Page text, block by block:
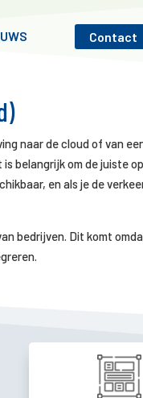
Contact
naar de cloud of van
belangrijk om de juiste
en als je de
bedrijven. Dit komt